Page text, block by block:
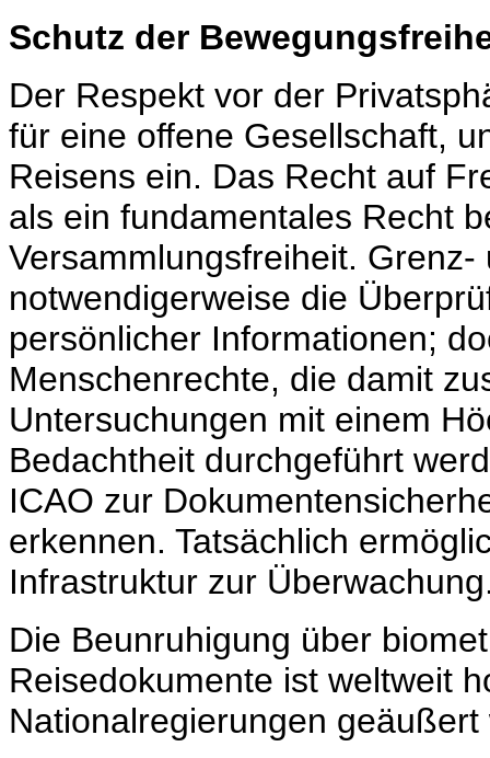
Schutz der
Der Respekt vor der
für eine offene Gesellschaft,
Reisens ein. Das Recht auf
als ein fundamentales Recht
Versammlungsfreiheit.
notwendigerweise die
persönlicher Informationen;
Menschenrechte, die damit
Untersuchungen mit einem
Bedachtheit durchgeführt
ICAO zur
erkennen. Tatsächlich
Infrastruktur zur
Die Beunruhigung über
Reisedokumente ist weltweit
Nationalregierungen geäußert